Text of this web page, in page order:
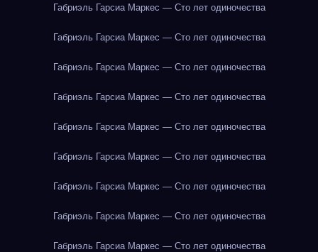
Габриэль Гарсиа Маркес — Сто лет одиночества
Габриэль Гарсиа Маркес — Сто лет одиночества
Габриэль Гарсиа Маркес — Сто лет одиночества
Габриэль Гарсиа Маркес — Сто лет одиночества
Габриэль Гарсиа Маркес — Сто лет одиночества
Габриэль Гарсиа Маркес — Сто лет одиночества
Габриэль Гарсиа Маркес — Сто лет одиночества
Габриэль Гарсиа Маркес — Сто лет одиночества
Габриэль Гарсиа Маркес — Сто лет одиночества